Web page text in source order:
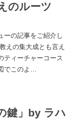
のルーツ
ーの記事をご紹介し
えの集大成とも言え
ティーチャーコース
でこのよ…
鍵」by ラハ